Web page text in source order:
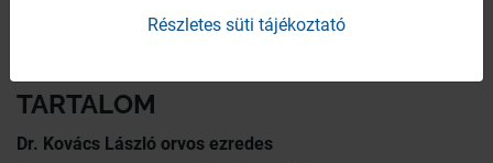
TARTALOM
Dr. Kovács László orvos ezredes
Részletes süti tájékoztató